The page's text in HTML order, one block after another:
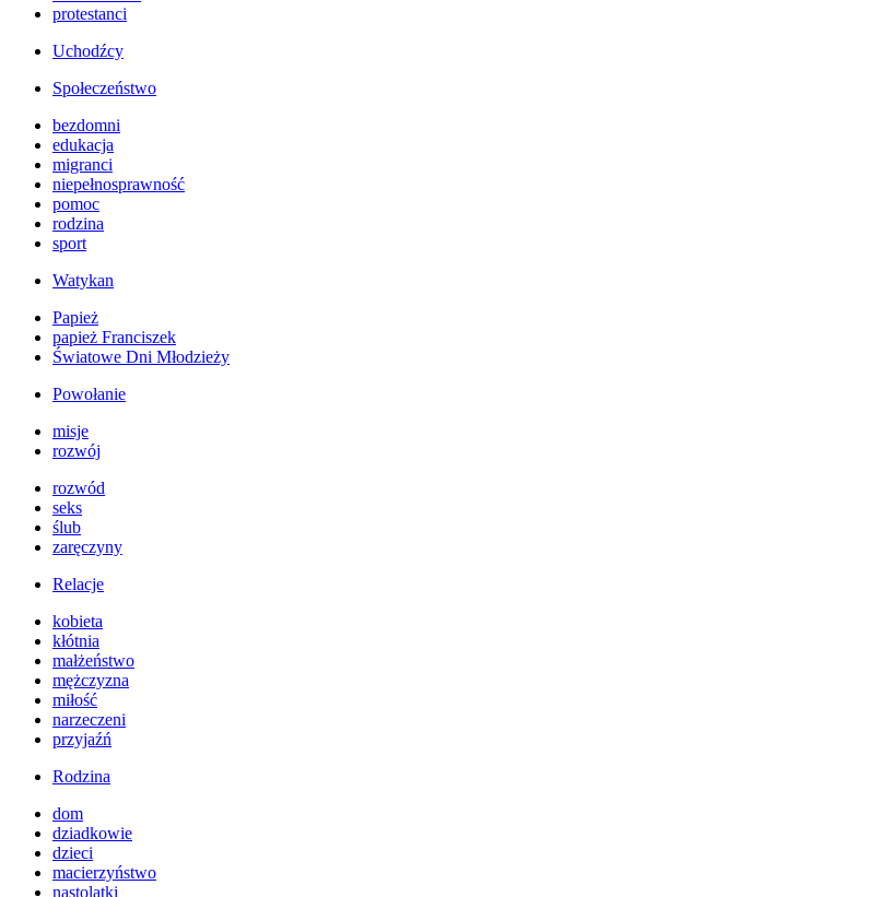
protestanci
Uchodźcy
Społeczeństwo
bezdomni
edukacja
migranci
niepełnosprawność
pomoc
rodzina
sport
Watykan
Papież
papież Franciszek
Światowe Dni Młodzieży
Powołanie
misje
rozwój
rozwód
seks
ślub
zaręczyny
Relacje
kobieta
kłótnia
małżeństwo
mężczyzna
miłość
narzeczeni
przyjaźń
Rodzina
dom
dziadkowie
dzieci
macierzyństwo
nastolatki